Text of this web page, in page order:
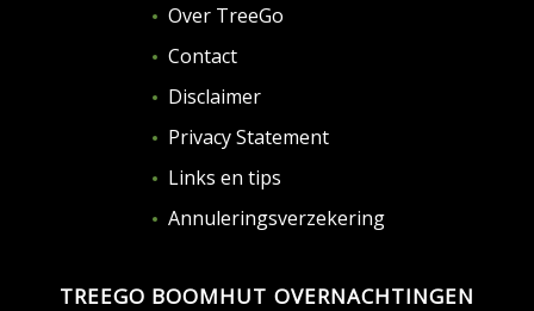
Over TreeGo
Contact
Disclaimer
Privacy Statement
Links en tips
Annuleringsverzekering
TREEGO BOOMHUT OVERNACHTINGEN